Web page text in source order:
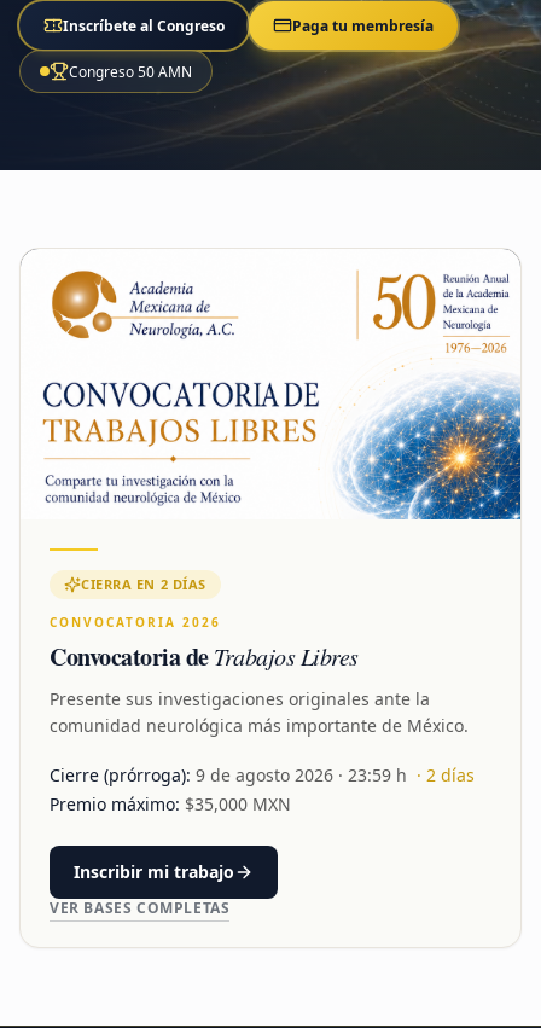
Inscríbete al Congreso Paga tu membresía
Congreso 50 AMN
CIERRA EN 2 DÍAS
CONVOCATORIA 2026
Convocatoria deTrabajos Libres
Presente sus investigaciones originales ante la
comunidad neurológica más importante de México.
Cierre (prórroga): 9 de agosto 2026 · 23:59 h · 2 días
Premio máximo: $35,000 MXN
Inscribir mi trabajo
VER BASES COMPLETAS